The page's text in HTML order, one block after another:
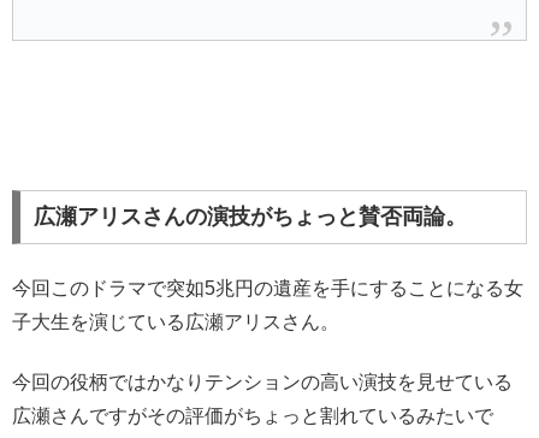
広瀬アリスさんの演技がちょっと賛否両論。
今回このドラマで突如5兆円の遺産を手にすることになる女
子大生を演じている広瀬アリスさん。
今回の役柄ではかなりテンションの高い演技を見せている
広瀬さんですがその評価がちょっと割れているみたいで